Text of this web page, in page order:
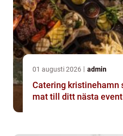
01 augusti 2026 admin
Catering kristinehamn så väljer du rätt
mat till ditt nästa event